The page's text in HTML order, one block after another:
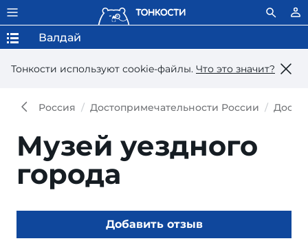
Тонкости используют сookie-файлы. Что это значит?
Валдай
Россия Достопримечательности России
Музей уездного
города
Добавить отзыв